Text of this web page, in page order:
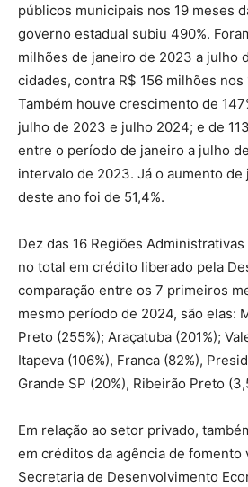
públicos municipais nos 19 meses
governo estadual subiu 490%.
milhões de janeiro de 2023 a julho
cidades, contra R$ 156 milhões
Também houve crescimento de
julho de 2023 e julho 2024; e de
entre o período de janeiro a julho
intervalo de 2023. Já o aumento de
deste ano foi de 51,4%.
Dez das 16 Regiões
no total em crédito liberado pela
comparação entre os 7 primeiros
mesmo período de 2024, são elas:
Preto (255%); Araçatuba (201%);
Itapeva (106%), Franca (82%),
Grande SP (20%), Ribeirão Preto
Em relação ao setor privado,
em créditos da agência de fomento
Secretaria de Desenvolvimento